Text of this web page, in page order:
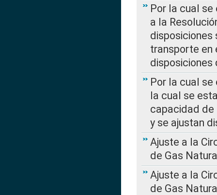
Por la cual se
a la
disposiciones
transporte en
disposiciones
Por la cual se
la cual se
capacidad de
y se ajustan
Ajuste a la
de Gas
Ajuste a la
de Gas